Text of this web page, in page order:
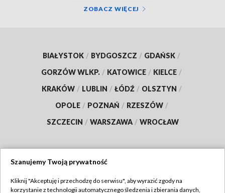
ZOBACZ WIĘCEJ
BIAŁYSTOK / BYDGOSZCZ / GDAŃSK /
GORZÓW WLKP. / KATOWICE / KIELCE /
KRAKÓW / LUBLIN / ŁÓDŹ / OLSZTYN /
OPOLE / POZNAŃ / RZESZÓW /
SZCZECIN / WARSZAWA / WROCŁAW
Szanujemy Twoją prywatność
Kliknij "Akceptuję i przechodzę do serwisu", aby wyrazić zgody na
korzystanie z technologii automatycznego śledzenia i zbierania danych,